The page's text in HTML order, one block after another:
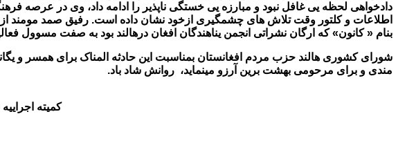
دادخواهی لحظه یی غافل نبود و مبارزه یی خستگی ناپذیر را ادامه داد، وی در عرصه
اطلاعات و کلتور وقت تلاش های چشمگیری ازخود نشان داده است. رفیق صمد مومند
بنام « کانون» که ارگان نشراتی انجمن یناهندگان افغان درهالند بود به صفت مسوول
شورای کشوری هالند حزب مردم افغانستان بمناسبت این حادثه المناک برای همسر و
مندی و برای مرحومی بهشت برین آرزو مینماید، روانش شاد باد.
کمیته